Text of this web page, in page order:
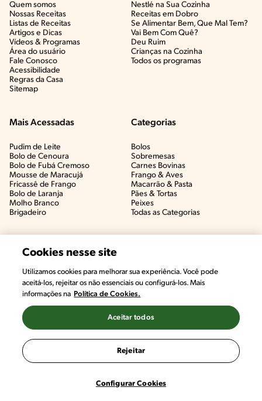
Quem somos
Nossas Receitas
Listas de Receitas​
Artigos e Dicas​
Vídeos & Programas​
Área do usuário
Fale Conosco
Acessibilidade
Regras da Casa
Sitemap
Nestlé na Sua Cozinha
Receitas em Dobro
Se Alimentar Bem, Que Mal Tem?​
Vai Bem Com Quê?​
Deu Ruim​
Crianças na Cozinha​
Todos os programas
Mais Acessadas
Pudim de Leite
Bolo de Cenoura
Bolo de Fubá Cremoso
Mousse de Maracujá
Fricassê de Frango
Bolo de Laranja
Molho Branco
Brigadeiro
Categorias
Bolos
Sobremesas
Carnes Bovinas​
Frango & Aves​
Macarrão & Pasta​
Pães & Tortas​
Peixes
Todas as Categorias
Cookies nesse site
Utilizamos cookies para melhorar sua experiência. Você pode
aceitá-los, rejeitar os não essenciais ou configurá-los. Mais
informações na Política de Cookies.
Configurar Cookies
Rejeitar
Aceitar todos